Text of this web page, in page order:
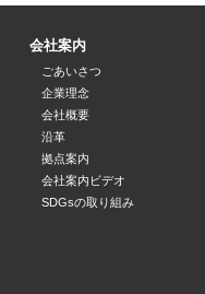
会社案内
ごあいさつ
企業理念
会社概要
沿革
拠点案内
会社案内ビデオ
SDGsの取り組み